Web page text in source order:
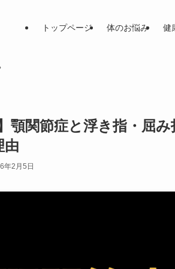
トップページ 体のお悩み 健
顎関節症と浮き指・屈
由
年2月5日